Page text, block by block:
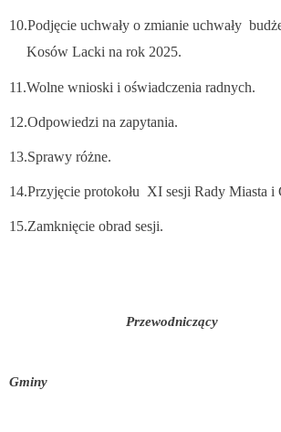
10.Podjęcie uchwały o zmianie uchwały
Kosów Lacki na rok 2025.
11.Wolne wnioski i oświadczenia radnych.
12.Odpowiedzi na zapytania.
13.Sprawy różne.
14.Przyjęcie protokołu XI sesji Rady Miasta i
15.Zamknięcie obrad sesji.
Przewodniczący
Rady
Gminy